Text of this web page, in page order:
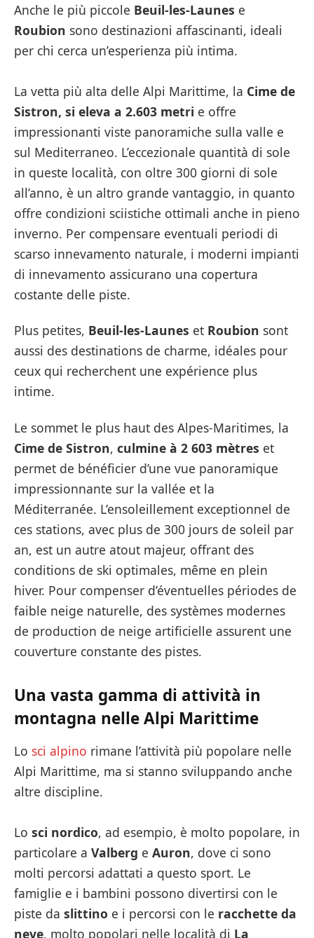
Anche le più piccole Beuil-les-Launes e
Roubion sono destinazioni affascinanti, ideali
per chi cerca un’esperienza più intima.
La vetta più alta delle Alpi Marittime, la Cime de
Sistron, si eleva a 2.603 metri e offre
impressionanti viste panoramiche sulla valle e
sul Mediterraneo. L’eccezionale quantità di sole
in queste località, con oltre 300 giorni di sole
all’anno, è un altro grande vantaggio, in quanto
offre condizioni sciistiche ottimali anche in pieno
inverno. Per compensare eventuali periodi di
scarso innevamento naturale, i moderni impianti
di innevamento assicurano una copertura
costante delle piste.
Plus petites, Beuil-les-Launes et Roubion sont
aussi des destinations de charme, idéales pour
ceux qui recherchent une expérience plus
intime.
Le sommet le plus haut des Alpes-Maritimes, la
Cime de Sistron, culmine à 2 603 mètres et
permet de bénéficier d’une vue panoramique
impressionnante sur la vallée et la
Méditerranée. L’ensoleillement exceptionnel de
ces stations, avec plus de 300 jours de soleil par
an, est un autre atout majeur, offrant des
conditions de ski optimales, même en plein
hiver. Pour compenser d’éventuelles périodes de
faible neige naturelle, des systèmes modernes
de production de neige artificielle assurent une
couverture constante des pistes.
Una vasta gamma di attività in
montagna nelle Alpi Marittime
Lo sci alpino rimane l’attività più popolare nelle
Alpi Marittime, ma si stanno sviluppando anche
altre discipline.
Lo sci nordico, ad esempio, è molto popolare, in
particolare a Valberg e Auron, dove ci sono
molti percorsi adattati a questo sport. Le
famiglie e i bambini possono divertirsi con le
piste da slittino e i percorsi con le racchette da
neve, molto popolari nelle località di La